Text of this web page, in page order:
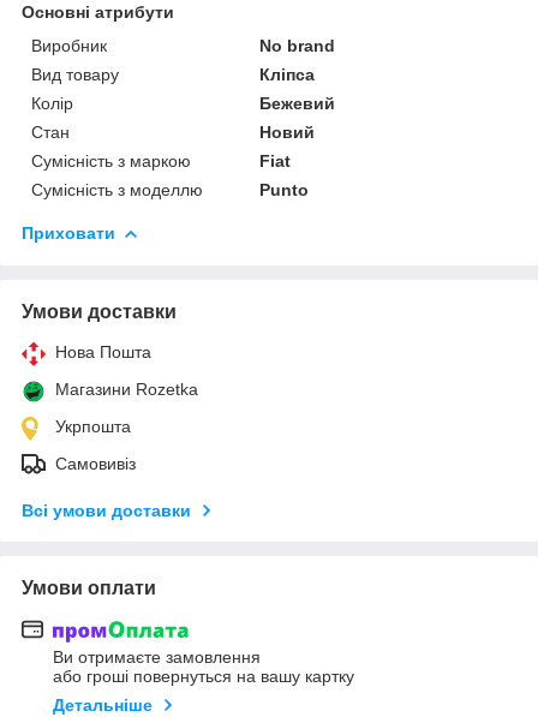
Основні атрибути
Виробник
No brand
Вид товару
Кліпса
Колір
Бежевий
Стан
Новий
Сумісність з маркою
Fiat
Сумісність з моделлю
Punto
Приховати
Умови доставки
Нова Пошта
Магазини Rozetka
Укрпошта
Самовивіз
Всі умови доставки
Умови оплати
Ви отримаєте замовлення
або гроші повернуться на вашу картку
Детальніше